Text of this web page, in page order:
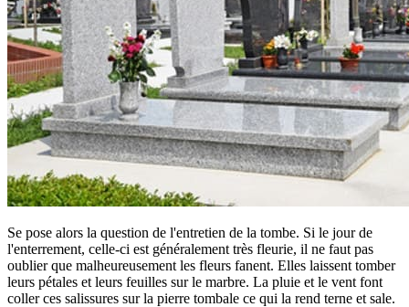
Se pose alors la question de l'entretien de la tombe. Si le jour de
l'enterrement, celle-ci est généralement très fleurie, il ne faut pas
oublier que malheureusement les fleurs fanent. Elles laissent tomber
leurs pétales et leurs feuilles sur le marbre. La pluie et le vent font
coller ces salissures sur la pierre tombale ce qui la rend terne et sale.